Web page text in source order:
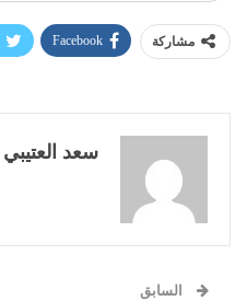
مشاركة Facebook
سعد العتيبي
السابق